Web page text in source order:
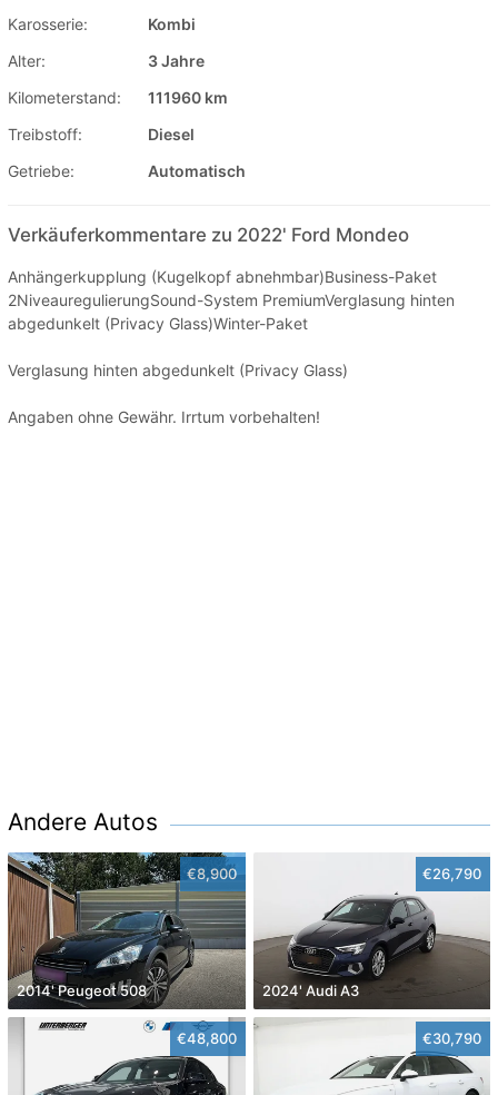
Karosserie:
Kombi
Alter:
3 Jahre
Kilometerstand:
111960 km
Treibstoff:
Diesel
Getriebe:
Automatisch
Verkäuferkommentare zu 2022' Ford Mondeo
Anhängerkupplung (Kugelkopf abnehmbar)Business-Paket
2NiveauregulierungSound-System PremiumVerglasung hinten
abgedunkelt (Privacy Glass)Winter-Paket
Verglasung hinten abgedunkelt (Privacy Glass)
Angaben ohne Gewähr. Irrtum vorbehalten!
Andere Autos
€8,900
2014' Peugeot 508
€26,790
2024' Audi A3
€48,800 €30,790